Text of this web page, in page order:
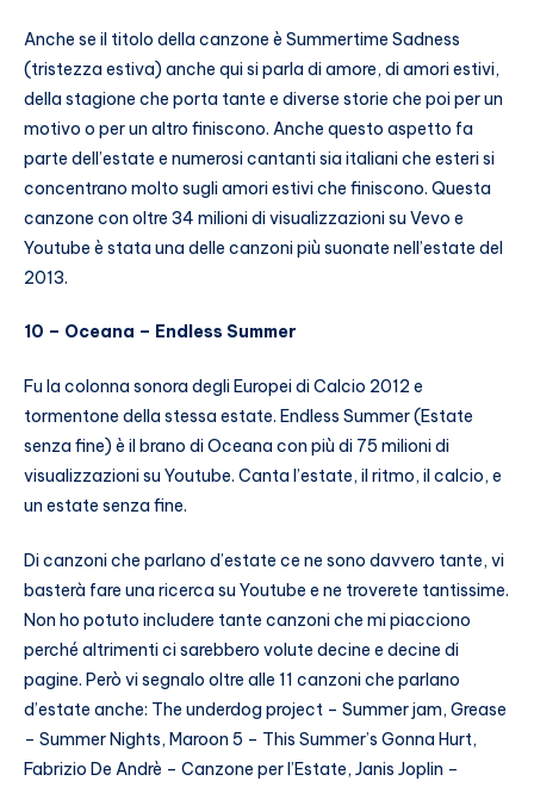
Anche se il titolo della canzone è Summertime Sadness
(tristezza estiva) anche qui si parla di amore, di amori estivi,
della stagione che porta tante e diverse storie che poi per un
motivo o per un altro finiscono. Anche questo aspetto fa
parte dell’estate e numerosi cantanti sia italiani che esteri si
concentrano molto sugli amori estivi che finiscono. Questa
canzone con oltre 34 milioni di visualizzazioni su Vevo e
Youtube è stata una delle canzoni più suonate nell’estate del
2013.
10 – Oceana – Endless Summer
Fu la colonna sonora degli Europei di Calcio 2012 e
tormentone della stessa estate. Endless Summer (Estate
senza fine) è il brano di Oceana con più di 75 milioni di
visualizzazioni su Youtube. Canta l’estate, il ritmo, il calcio, e
un estate senza fine.
Di canzoni che parlano d’estate ce ne sono davvero tante, vi
basterà fare una ricerca su Youtube e ne troverete tantissime.
Non ho potuto includere tante canzoni che mi piacciono
perché altrimenti ci sarebbero volute decine e decine di
pagine. Però vi segnalo oltre alle 11 canzoni che parlano
d’estate anche: The underdog project – Summer jam, Grease
– Summer Nights, Maroon 5 – This Summer’s Gonna Hurt,
Fabrizio De Andrè – Canzone per l’Estate, Janis Joplin –